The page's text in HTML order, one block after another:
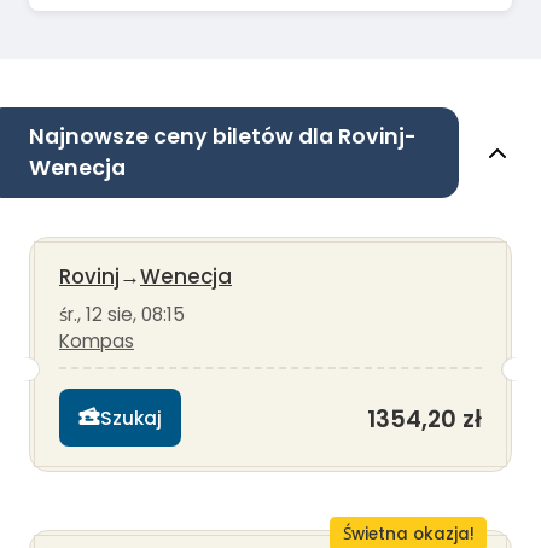
Najnowsze ceny biletów dla Rovinj-
Wenecja
Rovinj→Wenecja
śr., 12 sie, 08:15
Kompas
Szukaj 1354,20 zł
Świetna okazja!